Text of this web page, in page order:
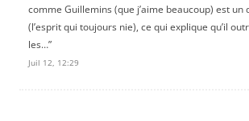
comme Guillemins (que j’aime beaucoup) est un
(l’esprit qui toujours nie), ce qui explique qu’il
les…”
Juil 12, 12:29